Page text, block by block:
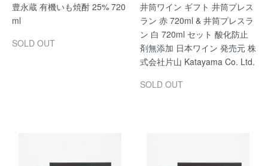
豊永蔵 有機いも焼酎 25% 720
ml
SOLD OUT
井筒ワイン ギフト 井筒プレス
ラン 赤 720ml & 井筒プレスラ
ン 白 720ml セット 酸化防止
剤無添加 日本ワイン 発売元 株
式会社片山 Katayama Co. Ltd.
SOLD OUT